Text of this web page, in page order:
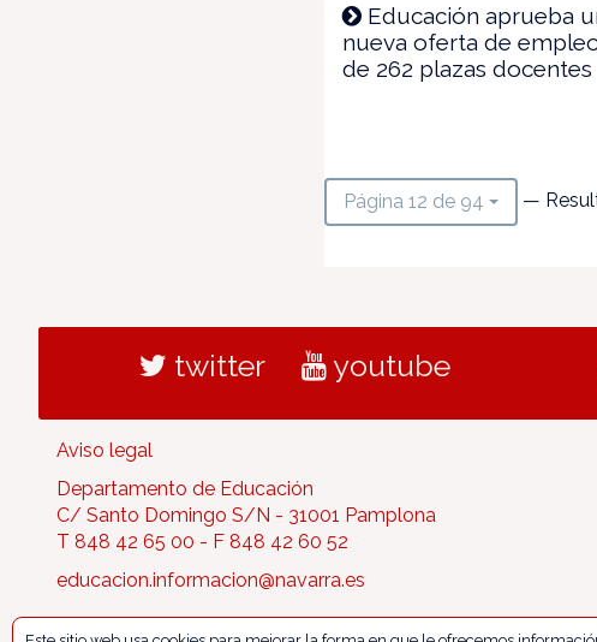
Educación aprueba
nueva oferta de
de 262 plazas docentes
Página 12 de 94 —
twitter youtube
Aviso legal
Departamento de Educación
C/ Santo Domingo S/N - 31001 Pamplona
T 848 42 65 00 - F 848 42 60 52
educacion.informacion@navarra.es